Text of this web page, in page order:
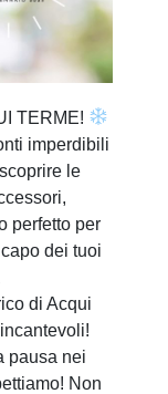
TERME!
imperdibili
le
perfetto per
dei tuoi
di Acqui
pausa nei
Non